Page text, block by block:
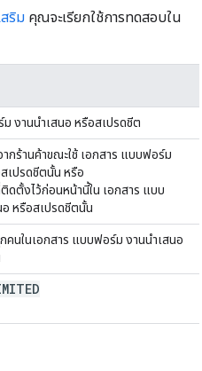
ริม คุณจะเรียกใช้การทดสอบใน
งานนำเสนอ หรือสเปรดชีต
กร้านค้าขณะใช้ เอกสาร แบบฟอร์ม
เปรดชีตนั้น หรือ
ดตั้งไว้ก่อนหน้านี้ใน เอกสาร แบบ
หรือสเปรดชีตนั้น
คนในเอกสาร แบบฟอร์ม งานนำเสนอ